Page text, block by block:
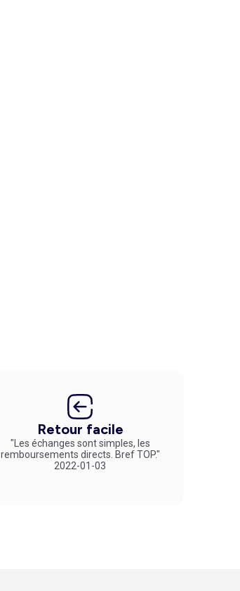
Retour facile
"Les échanges sont simples, les
remboursements directs. Bref TOP."
2022-01-03